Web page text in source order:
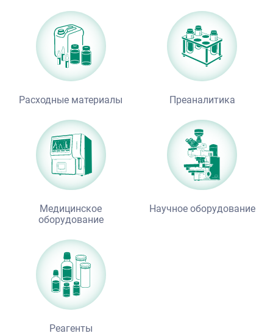
Расходные материалы Преаналитика
Медицинское
оборудование
Научное оборудование
Реагенты